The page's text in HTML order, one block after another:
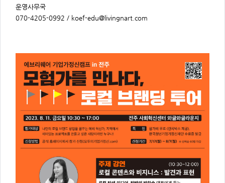
운영사무국
070-4205-0992 / koef-edu@livingnart.com